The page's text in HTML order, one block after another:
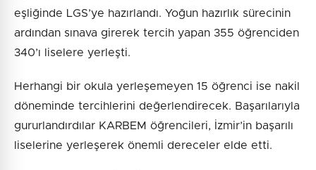
eşliğinde LGS’ye hazırlandı. Yoğun hazırlık sürecinin
ardından sınava girerek tercih yapan 355 öğrenciden
340’ı liselere yerleşti.
Herhangi bir okula yerleşemeyen 15 öğrenci ise nakil
döneminde tercihlerini değerlendirecek. Başarılarıyla
gururlandırdılar KARBEM öğrencileri, İzmir’in başarılı
liselerine yerleşerek önemli dereceler elde etti.